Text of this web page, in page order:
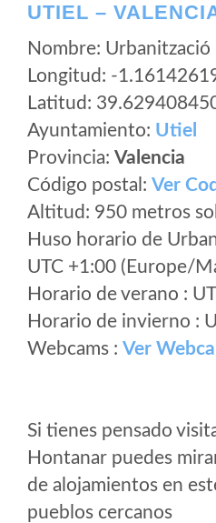
UTIEL –
Nombre:
Longitud: -
Latitud:
Ayuntamiento: Utiel
Provincia: Valencia
Código postal: Ver
Altitud: 950 metros
Huso horario de
UTC +1:00 (Europe/
Horario de verano :
Horario de invierno :
Webcams : Ver
Si tienes pensado
Hontanar puedes
de alojamientos en
pueblos cercanos